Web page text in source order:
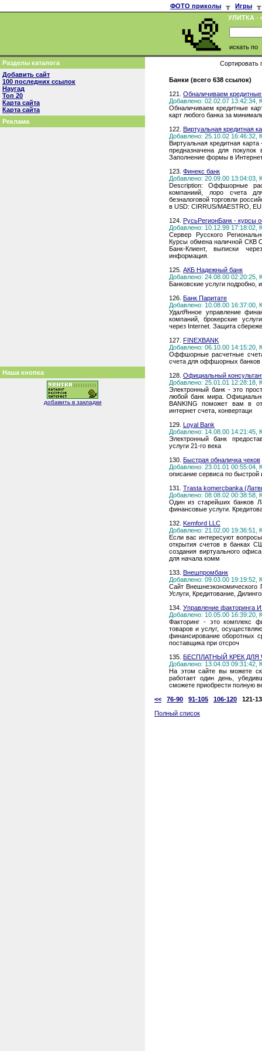
ФОТО приколы ╥ Игры
╥
УЛИТКА -
искать по
Разделы каталога
Добавить сайт
100 последних ссылок
Наугад
Топ 20
Карта сайта
Карта сайта
Реклама
Наша кнопка
добавить в закладки
Сортировать
Банки (всего 638 ссылок)
121. Обналичиваем
Добавлено: 02.02.07 13:42:34,
Обналичиваем кредитные
карт любого банка за
122. Виртуальная кредитная
Добавлено: 25.10.02 16:46:32,
Виртуальная кредитная
предназначена для
Заполнение формы в
123. Финекс банк
Добавлено: 20.09.00 13:04:03,
Description: Оффшорные
компаниий, лоро счета
безналоговой торговли
в USD: CIRRUS/MAESTRO,
124. РусьРегионБанк - курсы
Добавлено: 10.12.99 17:18:02,
Сервер Русского
Курсы обмена наличной СКВ
Банк-Клиент, выписки
информация.
125. АКБ Надежный банк
Добавлено: 24.08.00 02:20:25,
Банковские услуги подробно,
126. Банк Паритате
Добавлено: 10.08.00 16:37:00,
УдалЯнное управление
компаний, брокерские
через Internet. Защита
127. FINEXBANK
Добавлено: 06.10.00 14:15:20,
Оффшорные расчетные
счета для оффшорных банков
128. Официальный
Добавлено: 25.01.01 12:28:18,
Электронный банк - это
любой банк мира.
BANKING поможет вам в
интернет счета, конвертаци
129. Loyal Bank
Добавлено: 14.08.00 14:21:45,
Электронный банк
услуги 21-го века
130. Быстрая обналичка чеков
Добавлено: 23.01.01 00:55:04,
описание сервиса по быстрой
131. Trasta komercbanka
Добавлено: 08.08.02 00:38:58,
Один из старейших банков
финансовые услуги.
132. Kemford LLC
Добавлено: 21.02.00 19:36:51,
Если вас интересуют
открытия счетов в банках
создания виртуального
для начала комм
133. Внешпромбанк
Добавлено: 09.03.00 19:19:52,
Сайт
Услуги, Кредитование,
134. Управление факторинга
Добавлено: 10.05.00 16:39:20,
Факторинг - это комплекс
товаров и услуг,
финансирование оборотных
поставщика при отсроч
135. БЕСПЛАТНЫЙ КРЕК ДЛЯ
Добавлено: 13.04.03 09:31:42,
На этом сайте вы можете
работает один день,
сможете приобрести полную
<<
76-90 91-105 106-120
121-
Полный список